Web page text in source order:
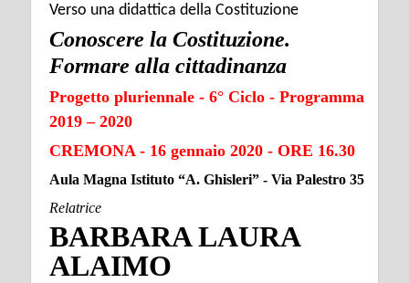
Verso una didattica della Costituzione
Conoscere la Costituzione.
Formare alla cittadinanza
Progetto pluriennale - 6° Ciclo - Programma
2019 – 2020
CREMONA - 16 gennaio 2020 - ORE 16.30
Aula Magna Istituto “A. Ghisleri” - Via Palestro 35
Relatrice
BARBARA LAURA
ALAIMO